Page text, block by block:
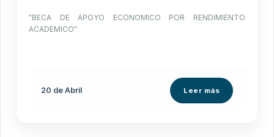
"BECA DE APOYO ECONOMICO POR RENDIMIENTO
ACADEMICO"
20 de Abril Leer más